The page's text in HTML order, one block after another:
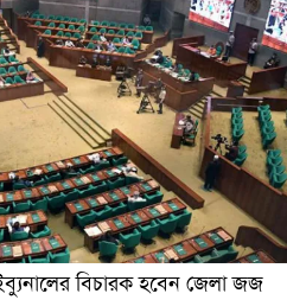
২১ হাজারের বেশি
বিচারক হবেন জেলা জজ